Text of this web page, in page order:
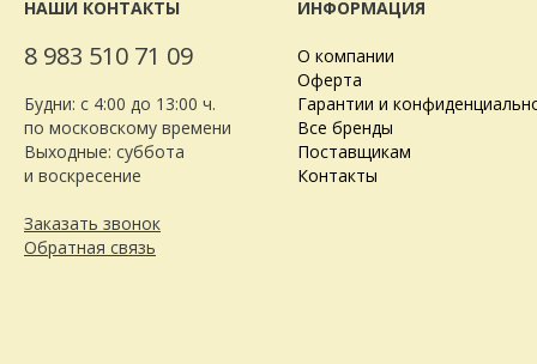
НАШИ КОНТАКТЫ
8 983 510 71 09
Будни: с 4:00 до 13:00 ч.
по московскому времени
Выходные: суббота
и воскресение
Заказать звонок
Обратная связь
ИНФОРМАЦИЯ
О компании
Оферта
Гарантии и
Все бренды
Поставщикам
Контакты